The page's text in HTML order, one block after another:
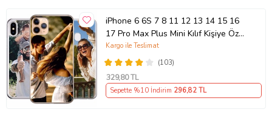
iPhone 6 6S 7 8 11 12 13 14 15 16
17 Pro Max Plus Mini Kılıf Kişiye Özel
Resimli Fotoğraflı Silikon
(103)
Kargo ile Teslimat
329,80 TL
Sepette %10 İndirim 296,82 TL